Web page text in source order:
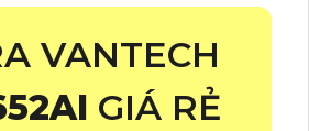
VANTECH
GIÁ RẺ